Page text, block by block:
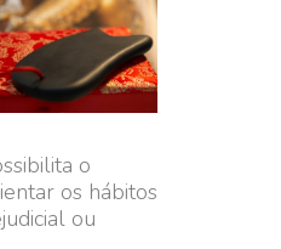
o
os hábitos
ou